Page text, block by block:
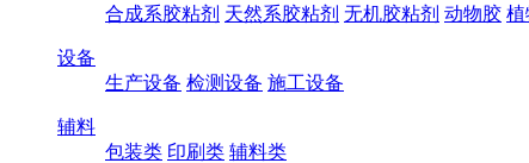
合成系胶粘剂 天然系胶粘剂 无机胶粘剂 动物胶 植
设备
生产设备 检测设备 施工设备
辅料
包装类 印刷类 辅料类